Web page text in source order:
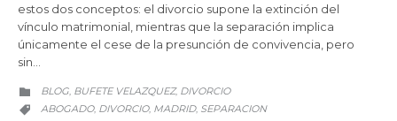
estos dos conceptos: el divorcio supone la extinción del
vínculo matrimonial, mientras que la separación implica
únicamente el cese de la presunción de convivencia, pero
sin…
 CATEGORY
BLOG, BUFETE VELAZQUEZ, DIVORCIO
 CATEGORY
ABOGADO, DIVORCIO, MADRID, SEPARACION